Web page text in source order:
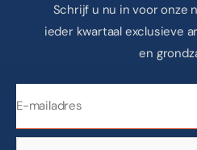
Schrijf u nu in voor onze
ieder kwartaal exclusieve
en